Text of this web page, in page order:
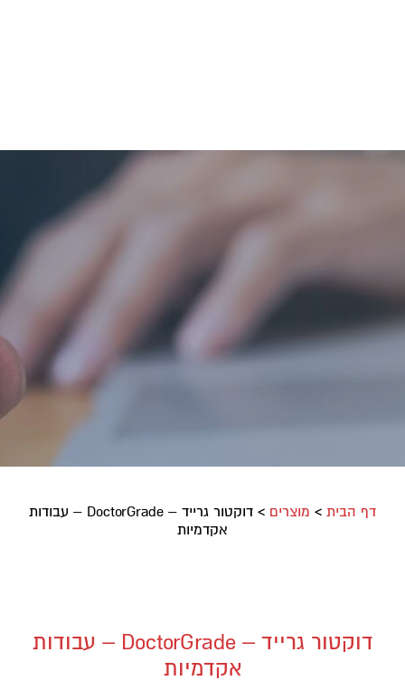
דף הבית > מוצרים >
דוקטור גרייד – DoctorGrade – עבודות
אקדמיות
דוקטור גרייד – DoctorGrade – עבודות
אקדמיות